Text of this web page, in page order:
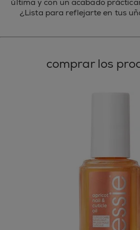
última y con un acabado
¿Lista para reflejarte en tus
comprar los